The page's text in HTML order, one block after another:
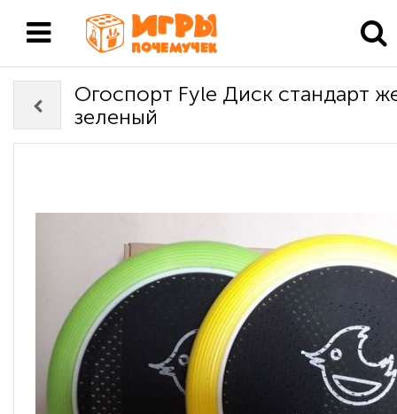
Огоспорт Fyle Диск стандарт
зеленый